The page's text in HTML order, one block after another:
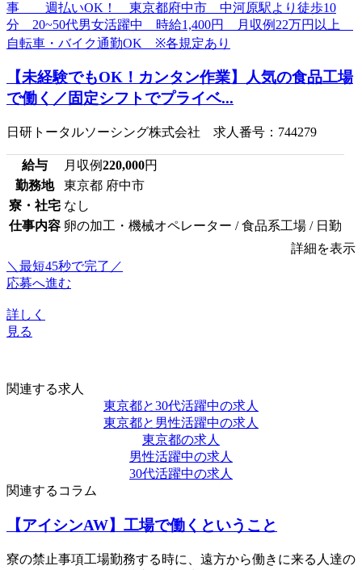
【未経験でもOK！カンタン作業】人気の食品工場
で働く／固定シフトでプライベ...
日研トータルソーシング株式会社 求人番号：744279
給与 月収例220,000円
勤務地
東京都 府中市
寮・社宅 なし
仕事内容 卵の加工・機械オペレーター / 食品系工場 / 日勤
詳細を表示
＼最短45秒で完了／
応募へ進む
詳しく
見る
関連する求人
東京都と30代活躍中の求人
東京都と男性活躍中の求人
東京都の求人
男性活躍中の求人
30代活躍中の求人
関連するコラム
【アイシンAW】工場で働くということ
寮の禁止事項工場勤務する時に、遠方から働きに来る人達の